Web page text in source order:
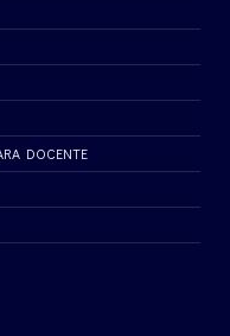
DOCENTE